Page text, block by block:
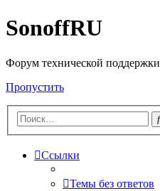
SonoffRU
Форум технической поддержки
Пропустить
Ссылки
Темы без ответов